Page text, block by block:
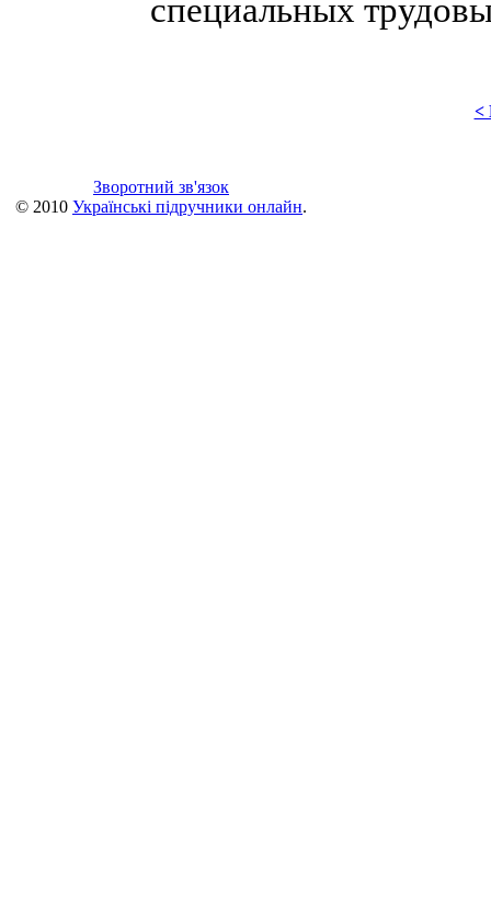
специальных
<
Зворотний зв'язок
© 2010 Українські підручники онлайн.